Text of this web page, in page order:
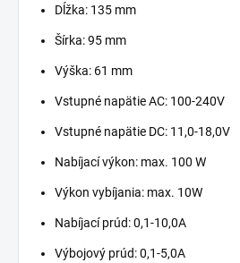
Dĺžka: 135 mm
Šírka: 95 mm
Výška: 61 mm
Vstupné napätie AC: 100-240V
Vstupné napätie DC: 11,0-18,0V
Nabíjací výkon: max. 100 W
Výkon vybíjania: max. 10W
Nabíjací prúd: 0,1-10,0A
Výbojový prúd: 0,1-5,0A